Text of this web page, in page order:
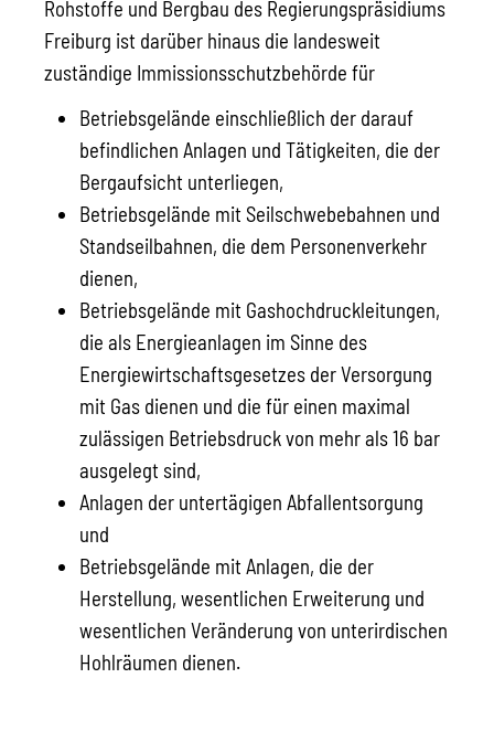
Rohstoffe und Bergbau des Regierungspräsidiums
Freiburg ist darüber hinaus die landesweit
zuständige Immissionsschutzbehörde für
Betriebsgelände einschließlich der darauf
befindlichen Anlagen und Tätigkeiten, die der
Bergaufsicht unterliegen,
Betriebsgelände mit Seilschwebebahnen und
Standseilbahnen, die dem Personenverkehr
dienen,
Betriebsgelände mit Gashochdruckleitungen,
die als Energieanlagen im Sinne des
Energiewirtschaftsgesetzes der Versorgung
mit Gas dienen und die für einen maximal
zulässigen Betriebsdruck von mehr als 16 bar
ausgelegt sind,
Anlagen der untertägigen Abfallentsorgung
und
Betriebsgelände mit Anlagen, die der
Herstellung, wesentlichen Erweiterung und
wesentlichen Veränderung von unterirdischen
Hohlräumen dienen.